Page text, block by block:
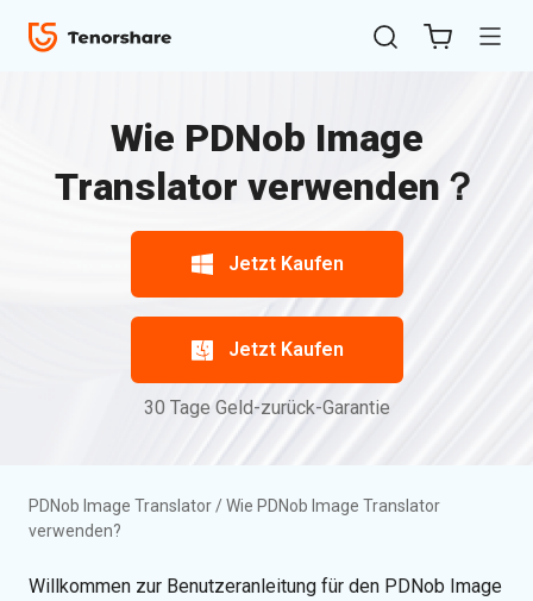
ReiBoot
iAnyGo
Wie PDNob Image
Translator verwenden？
Jetzt Kaufen
Jetzt Kaufen
30 Tage Geld-zurück-Garantie
Win
Fotos
PDNob Image Translator /Wie PDNob Image Translator
verwenden?
Willkommen zur Benutzeranleitung für den PDNob Image